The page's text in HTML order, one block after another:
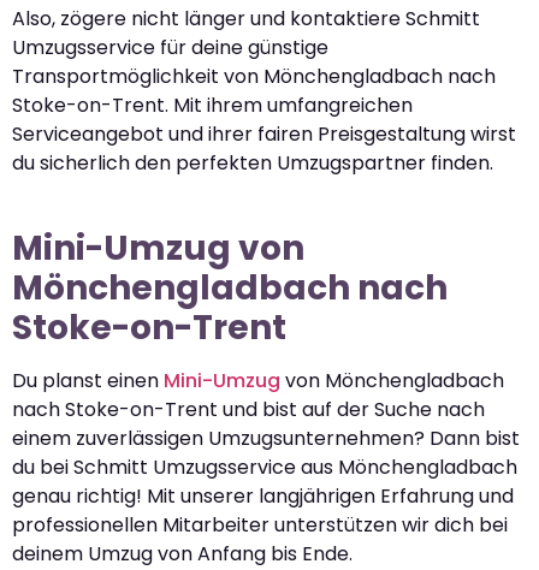
Also, zögere nicht länger und kontaktiere Schmitt
Umzugsservice für deine günstige
Transportmöglichkeit von Mönchengladbach nach
Stoke-on-Trent. Mit ihrem umfangreichen
Serviceangebot und ihrer fairen Preisgestaltung wirst
du sicherlich den perfekten Umzugspartner finden.
Mini-Umzug von
Mönchengladbach nach
Stoke-on-Trent
Du planst einen Mini-Umzug von Mönchengladbach
nach Stoke-on-Trent und bist auf der Suche nach
einem zuverlässigen Umzugsunternehmen? Dann bist
du bei Schmitt Umzugsservice aus Mönchengladbach
genau richtig! Mit unserer langjährigen Erfahrung und
professionellen Mitarbeiter unterstützen wir dich bei
deinem Umzug von Anfang bis Ende.